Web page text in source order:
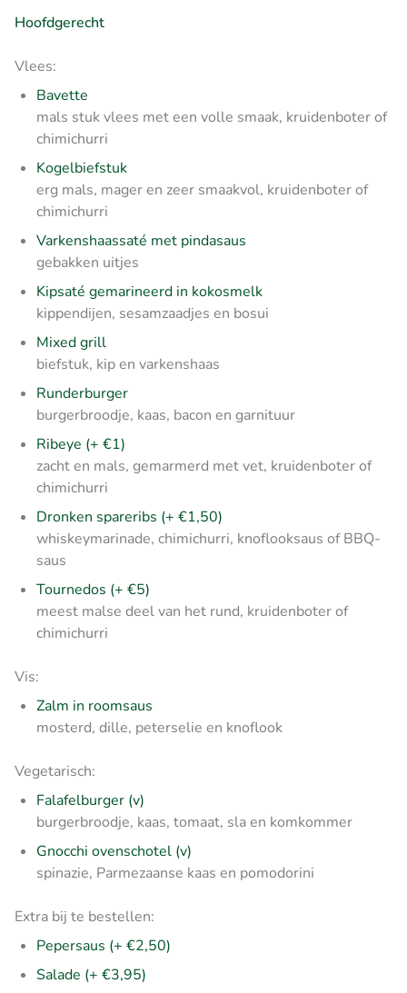
Hoofdgerecht
Vlees:
Bavette
mals stuk vlees met een volle smaak, kruidenboter of
chimichurri
Kogelbiefstuk
erg mals, mager en zeer smaakvol, kruidenboter of
chimichurri
Varkenshaassaté met pindasaus
gebakken uitjes
Kipsaté gemarineerd in kokosmelk
kippendijen, sesamzaadjes en bosui
Mixed grill
biefstuk, kip en varkenshaas
Runderburger
burgerbroodje, kaas, bacon en garnituur
Ribeye (+ €1)
zacht en mals, gemarmerd met vet, kruidenboter of
chimichurri
Dronken spareribs (+ €1,50)
whiskeymarinade, chimichurri, knoflooksaus of BBQ-
saus
Tournedos (+ €5)
meest malse deel van het rund, kruidenboter of
chimichurri
Vis:
Zalm in roomsaus
mosterd, dille, peterselie en knoflook
Vegetarisch:
Falafelburger (v)
burgerbroodje, kaas, tomaat, sla en komkommer
Gnocchi ovenschotel (v)
spinazie, Parmezaanse kaas en pomodorini
Extra bij te bestellen:
Pepersaus (+ €2,50)
Salade (+ €3,95)